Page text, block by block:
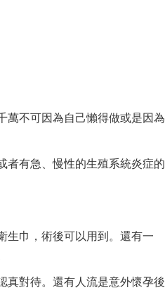
萬不可因為自己懶得做或是因為
者有急、慢性的生殖系統炎症的
生巾，術後可以用到。還有一
真對待。還有人流是意外懷孕後